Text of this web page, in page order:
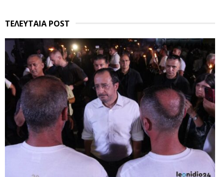
ΤΕΛΕΥΤΑΙΑ POST